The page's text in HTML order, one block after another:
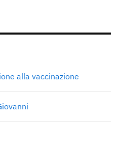
alla vaccinazione